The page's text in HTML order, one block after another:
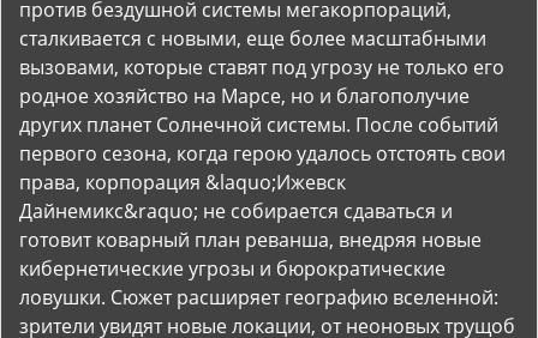
против бездушной системы мегакорпораций,
сталкивается с новыми, еще более масштабными
вызовами, которые ставят под угрозу не только его
родное хозяйство на Марсе, но и благополучие
других планет Солнечной системы. После событий
первого сезона, когда герою удалось отстоять свои
права, корпорация &laquo;Ижевск
Дайнемикс&raquo; не собирается сдаваться и
готовит коварный план реванша, внедряя новые
кибернетические угрозы и бюрократические
ловушки. Сюжет расширяет географию вселенной:
зрители увидят новые локации, от неоновых трущоб